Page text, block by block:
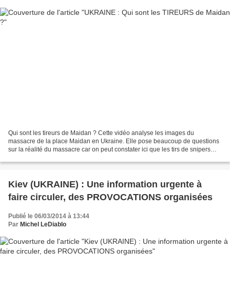
Qui sont les tireurs de Maidan ? Cette vidéo analyse les images du
massacre de la place Maidan en Ukraine. Elle pose beaucoup de questions
sur la réalité du massacre car on peut constater ici que les tirs de snipers
Kiev (UKRAINE) : Une information urgente à
faire circuler, des PROVOCATIONS organisées
Publié le 06/03/2014 à 13:44
Par Michel LeDiablo